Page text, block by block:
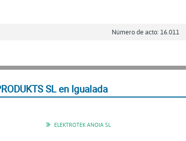
Número de acto: 16.011
SL en Igualada
ELEKTROTEK ANOIA SL